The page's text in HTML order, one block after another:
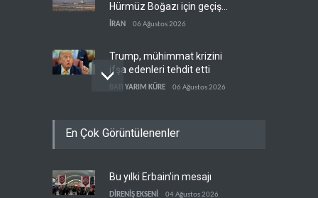
Hürmüz Boğazı için geçiş
koridorlarında anlaştı
İRAN 06 Ağustos 2026
Trump, mühimmat krizini
ifşa edenleri tehdit etti
BATI YARIM KÜRE 06 Ağustos 2026
Şeria'da işgalci
İsrail, beyin göçünde rekora
En Çok Görüntülenenler
Bu yılki Erbain’in mesajı
DİRENİŞ EKSENİ 04 Ağustos 2026